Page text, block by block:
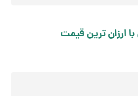
ارزان ترین قیمت